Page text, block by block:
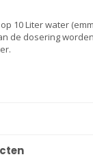
10 Liter water
de dosering